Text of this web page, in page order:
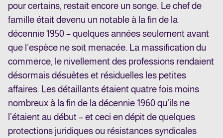
pour certains, restait encore un songe. Le chef de
famille était devenu un notable à la fin de la
décennie 1950 – quelques années seulement avant
que l’espèce ne soit menacée. La massification du
commerce, le nivellement des professions rendaient
désormais désuètes et résiduelles les petites
affaires. Les détaillants étaient quatre fois moins
nombreux à la fin de la décennie 1960 qu’ils ne
l’étaient au début – et ceci en dépit de quelques
protections juridiques ou résistances syndicales